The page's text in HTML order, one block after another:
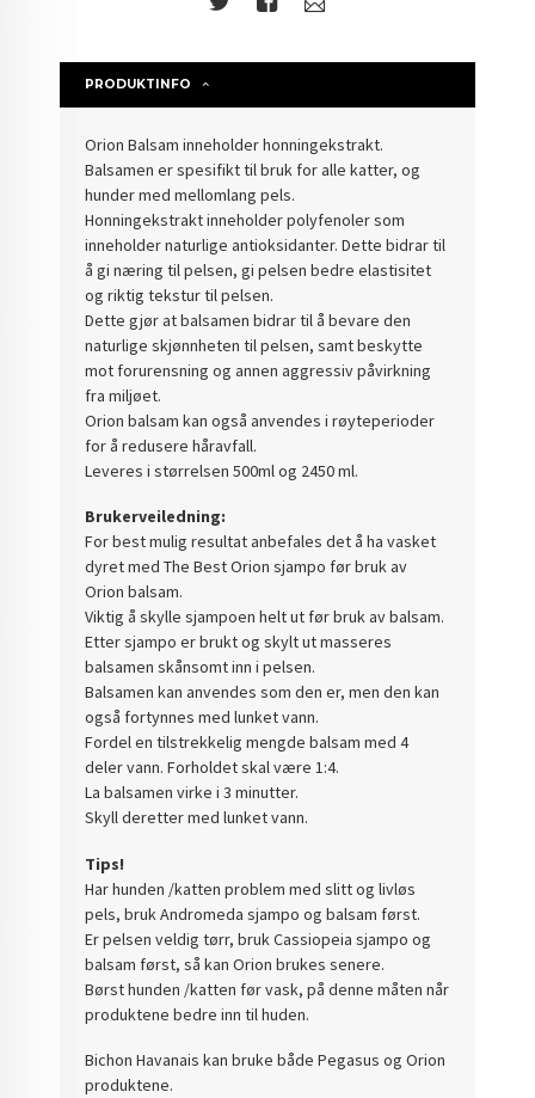
PRODUKTINFO
Orion Balsam inneholder honningekstrakt.
Balsamen er spesifikt til bruk for alle katter, og
hunder med mellomlang pels.
Honningekstrakt inneholder polyfenoler som
inneholder naturlige antioksidanter. Dette bidrar til
å gi næring til pelsen, gi pelsen bedre elastisitet
og riktig tekstur til pelsen.
Dette gjør at balsamen bidrar til å bevare den
naturlige skjønnheten til pelsen, samt beskytte
mot forurensning og annen aggressiv påvirkning
fra miljøet.
Orion balsam kan også anvendes i røyteperioder
for å redusere håravfall.
Leveres i størrelsen 500ml og 2450 ml.
Brukerveiledning:
For best mulig resultat anbefales det å ha vasket
dyret med The Best Orion sjampo før bruk av
Orion balsam.
Viktig å skylle sjampoen helt ut før bruk av balsam.
Etter sjampo er brukt og skylt ut masseres
balsamen skånsomt inn i pelsen.
Balsamen kan anvendes som den er, men den kan
også fortynnes med lunket vann.
Fordel en tilstrekkelig mengde balsam med 4
deler vann. Forholdet skal være 1:4.
La balsamen virke i 3 minutter.
Skyll deretter med lunket vann.
Tips!
Har hunden /katten problem med slitt og livløs
pels, bruk Andromeda sjampo og balsam først.
Er pelsen veldig tørr, bruk Cassiopeia sjampo og
balsam først, så kan Orion brukes senere.
Børst hunden /katten før vask, på denne måten når
produktene bedre inn til huden.
Bichon Havanais kan bruke både Pegasus og Orion
produktene.